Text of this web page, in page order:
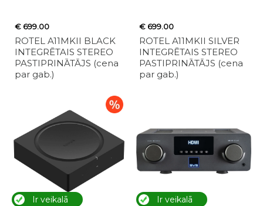
€ 699.00
ROTEL A11MKII BLACK
INTEGRĒTAIS STEREO
PASTIPRINĀTĀJS (cena
par gab.)
€ 699.00
ROTEL A11MKII SILVER
INTEGRĒTAIS STEREO
PASTIPRINĀTĀJS (cena
par gab.)
Ir veikalā Ir veikalā